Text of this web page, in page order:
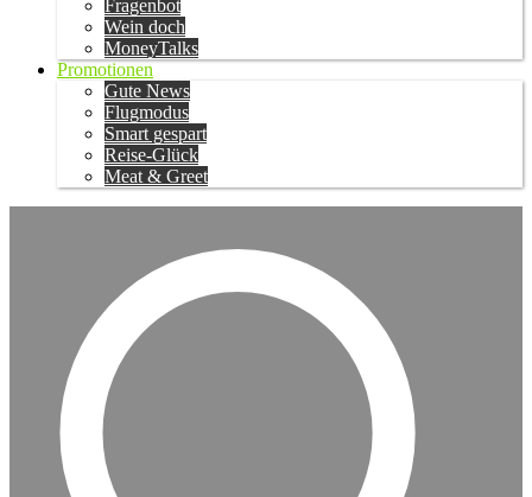
Fragenbot
Wein doch
MoneyTalks
Promotionen
Gute News
Flugmodus
Smart gespart
Reise-Glück
Meat & Greet